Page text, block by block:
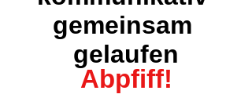
gemeinsam
gelaufen
Abpfiff!